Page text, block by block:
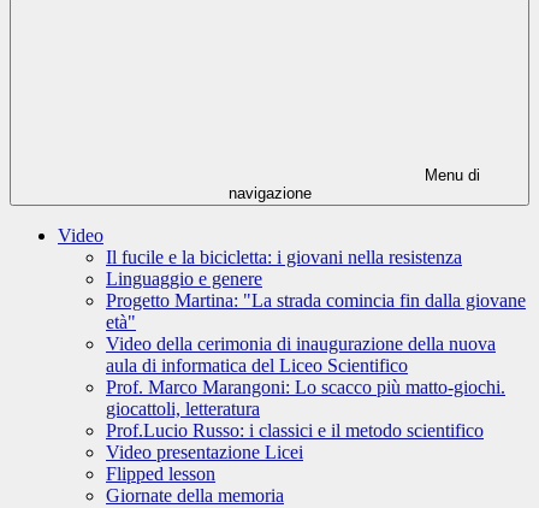
Menu di
navigazione
Video
Il fucile e la bicicletta: i giovani nella resistenza
Linguaggio e genere
Progetto Martina: "La strada comincia fin dalla giovane
età"
Video della cerimonia di inaugurazione della nuova
aula di informatica del Liceo Scientifico
Prof. Marco Marangoni: Lo scacco più matto-giochi.
giocattoli, letteratura
Prof.Lucio Russo: i classici e il metodo scientifico
Video presentazione Licei
Flipped lesson
Giornate della memoria